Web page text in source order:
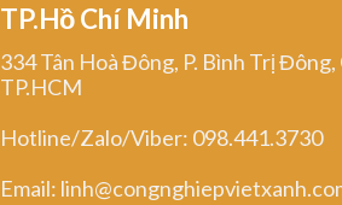
TP.Hồ Chí Minh
334 Tân Hoà Đông, P. Bình Trị Đông,
TP.HCM
Hotline/Zalo/Viber: 098.441.3730
Email: